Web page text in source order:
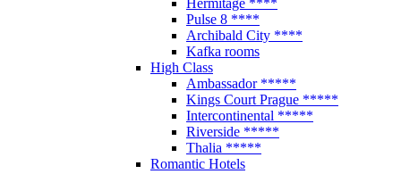
Hermitage ****
Pulse 8 ****
Archibald City ****
Kafka rooms
High Class
Ambassador *****
Kings Court Prague *****
Intercontinental *****
Riverside *****
Thalia *****
Romantic Hotels